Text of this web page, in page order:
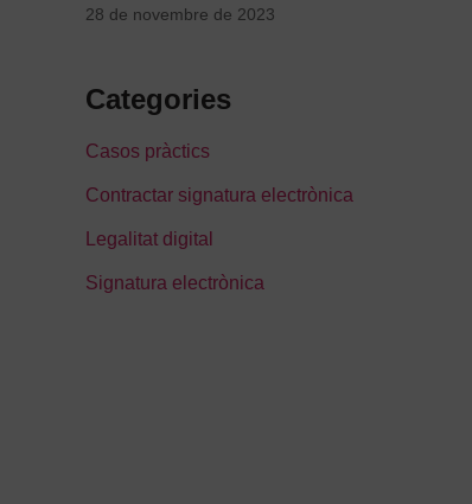
28 de novembre de 2023
Categories
Casos pràctics
Contractar signatura electrònica
Legalitat digital
Signatura electrònica